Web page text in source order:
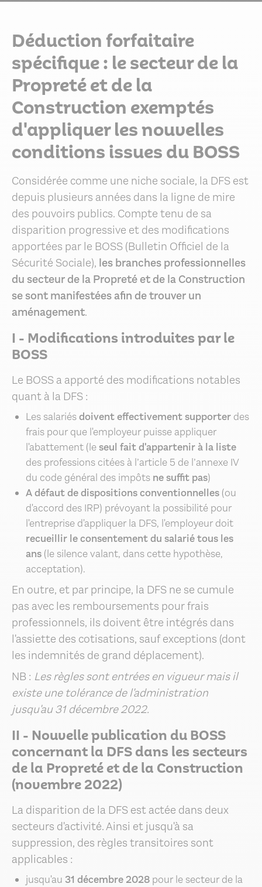
Déduction forfaitaire
spécifique : le secteur de la
Propreté et de la
Construction exemptés
d'appliquer les nouvelles
conditions issues du BOSS
Considérée comme une niche sociale, la DFS est
depuis plusieurs années dans la ligne de mire
des pouvoirs publics. Compte tenu de sa
disparition progressive et des modifications
apportées par le BOSS (Bulletin Officiel de la
Sécurité Sociale), les branches professionnelles
du secteur de la Propreté et de la Construction
se sont manifestées afin de trouver un
aménagement.
I - Modifications introduites par le
BOSS
Le BOSS a apporté des modifications notables
quant à la DFS :
Les salariésdoivent effectivement supporter des
frais pour que l'employeur puisse appliquer
l'abattement (le seul fait d'appartenir à la liste
des professions citées à l’article 5 de l’annexe IV
du code général des impôts ne suffit pas)
A défaut de dispositions conventionnelles (ou
d'accord des IRP) prévoyant la possibilité pour
l'entreprise d'appliquer la DFS, l'employeur doit
recueillir le consentement du salarié tous les
ans (le silence valant, dans cette hypothèse,
acceptation).
En outre, et par principe, la DFS ne se cumule
pas avec les remboursements pour frais
professionnels, ils doivent être intégrés dans
l'assiette des cotisations, sauf exceptions (dont
les indemnités de grand déplacement).
NB : Les règles sont entrées en vigueur mais il
existe une tolérance de l'administration
jusqu'au 31 décembre 2022.
II - Nouvelle publication du BOSS
concernant la DFS dans les secteurs
de la Propreté et de la Construction
(novembre 2022)
La disparition de la DFS est actée dans deux
secteurs d'activité. Ainsi et jusqu'à sa
suppression, des règles transitoires sont
applicables :
jusqu'au 31 décembre 2028 pour le secteur de la